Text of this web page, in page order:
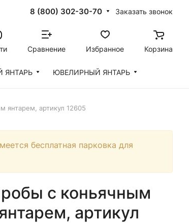
8 (800) 302-30-70 Заказать звонок
Сравнение Избранное Корзина
ЯНТАРЬ ЮВЕЛИРНЫЙ ЯНТАРЬ
янтарем, артикул 12605
бесплатная парковка для
с коньячным
артикул